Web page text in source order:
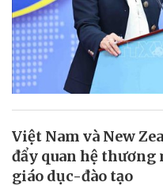
Việt Nam và New
đẩy quan hệ thương
giáo dục-đào tạo